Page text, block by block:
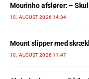
Mourinho afslører: –
10. AUGUST 2026 14:34
Mount slipper med
10. AUGUST 2026 11:47